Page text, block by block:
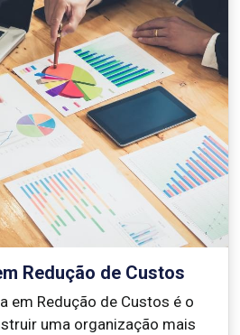
Redução de Custos
em Redução de Custos é o
uma organização mais